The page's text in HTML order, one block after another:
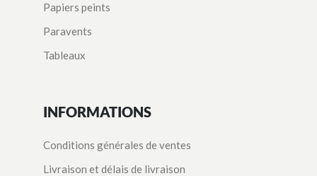
Papiers peints
Paravents
Tableaux
INFORMATIONS
Conditions générales de ventes
Livraison et délais de livraison